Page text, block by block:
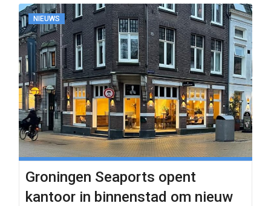
NIEUWS
Groningen Seaports opent
kantoor in binnenstad om nieuw